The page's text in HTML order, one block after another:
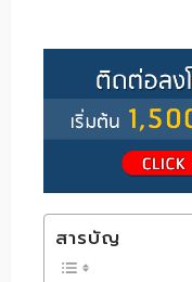
สารบัญ